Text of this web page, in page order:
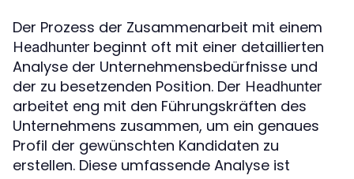
Der Prozess der Zusammenarbeit mit einem
Headhunter beginnt oft mit einer detaillierten
Analyse der Unternehmensbedürfnisse und
der zu besetzenden Position. Der Headhunter
arbeitet eng mit den Führungskräften des
Unternehmens zusammen, um ein genaues
Profil der gewünschten Kandidaten zu
erstellen. Diese umfassende Analyse ist